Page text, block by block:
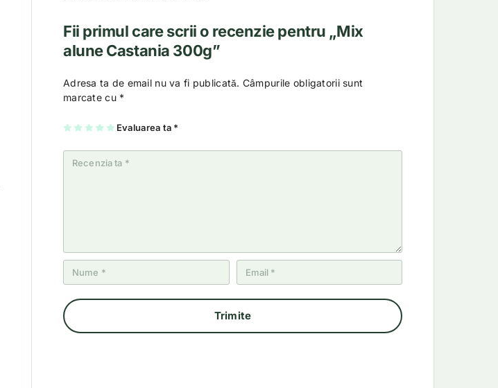
Fii primul care scrii o recenzie pentru „Mix
alune Castania 300g”
Adresa ta de email nu va fi publicată. Câmpurile obligatorii sunt
marcate cu *
Evaluarea ta *
U
n
2
5
st
el
3
5
st
el
4
5
st
el
5
5
st
el